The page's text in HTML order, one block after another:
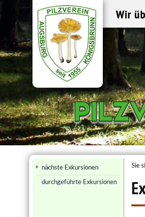
Wir
nächste Exkursionen
durchgeführte Exkursionen
Sie